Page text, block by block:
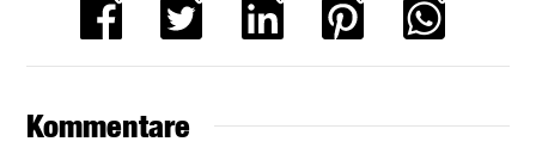
Kommentare